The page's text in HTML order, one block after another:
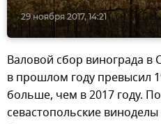
29 ноября 2017, 14:21
Валовой сбор винограда в
в прошлом году превысил
больше, чем в 2017 году.
севастопольские